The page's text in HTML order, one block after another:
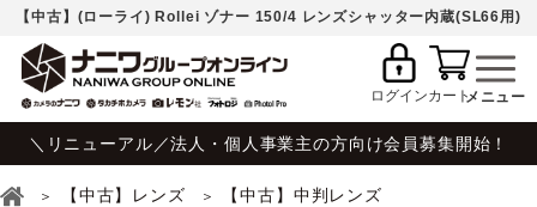
【中古】(ローライ) Rollei ゾナー 150/4 レンズシャッター内蔵(SL66用)
ログインカート
＼リニューアル／法人・個人事業主の方向け会員募集開始！
【中古】レンズ 【中古】中判レンズ